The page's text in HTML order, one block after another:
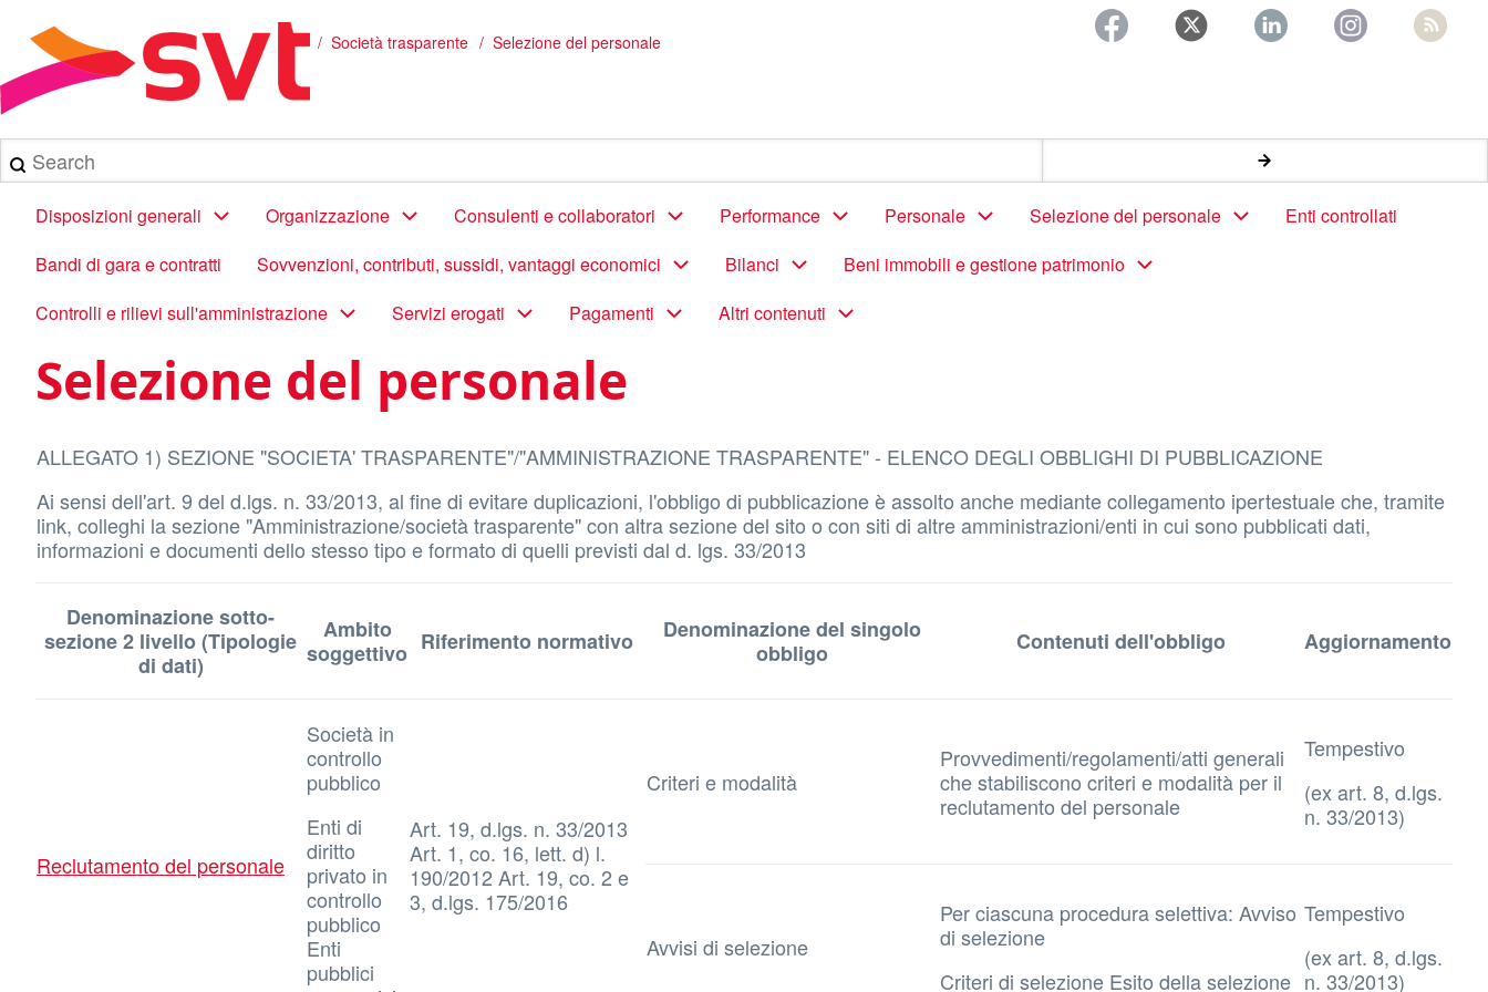
contenuto
principale
Briciole
di
pane
/ Società trasparente Selezione del personale
Search
Main
navigation
Disposizioni generali Organizzazione Consulenti e collaboratori Performance Personale Selezione del personale
Enti controllati
Bandi di gara e contratti
Sovvenzioni, contributi, sussidi, vantaggi economici Bilanci
Beni immobili e gestione patrimonio
Controlli e rilievi sull'amministrazione
Servizi erogati Pagamenti Altri contenuti
Selezione del personale
ALLEGATO 1) SEZIONE "SOCIETA' TRASPARENTE"/"AMMINISTRAZIONE TRASPARENTE" - ELENCO DEGLI OBBLIGHI DI PUBBLICAZIONE
Ai sensi dell'art. 9 del d.lgs. n. 33/2013, al fine di evitare duplicazioni, l'obbligo di pubblicazione è assolto anche mediante collegamento ipertestuale che, tramite
link, colleghi la sezione "Amministrazione/società trasparente" con altra sezione del sito o con siti di altre amministrazioni/enti in cui sono pubblicati dati,
informazioni e documenti dello stesso tipo e formato di quelli previsti dal d. lgs. 33/2013
Denominazione sotto-
sezione 2 livello (Tipologie
di dati)
Ambito
soggettivo Riferimento normativo
Denominazione del singolo
obbligo
Contenuti dell'obbligo Aggiornamento
Reclutamento del personale
Società in
controllo
pubblico
Enti di
diritto
privato in
controllo
pubblico
Enti
pubblici
Art. 19, d.lgs. n. 33/2013
Art. 1, co. 16, lett. d) l.
190/2012 Art. 19, co. 2 e
3, d.lgs. 175/2016
Criteri e modalità
Provvedimenti/regolamenti/atti generali
che stabiliscono criteri e modalità per il
reclutamento del personale
Tempestivo
(ex art. 8, d.lgs.
n. 33/2013)
Avvisi di selezione
Per ciascuna procedura selettiva: Avviso
di selezione
Criteri di selezione Esito della selezione
Tempestivo
(ex art. 8, d.lgs.
n. 33/2013)